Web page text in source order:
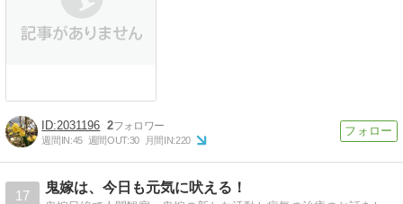
2031196 2
週間IN:45 週間OUT:30 月間IN:220
17
鬼嫁は、今日も元気に吠える！